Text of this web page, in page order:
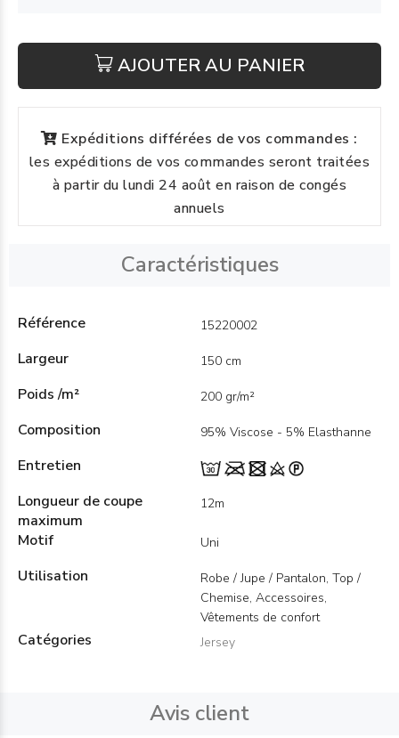
AJOUTER AU PANIER
Expéditions différées de vos commandes :
les expéditions de vos commandes seront traitées
à partir du lundi 24 août en raison de congés
annuels
Caractéristiques
Référence 15220002
Largeur 150 cm
Poids /m² 200 gr/m²
Composition 95% Viscose - 5% Elasthanne
Entretien
Longueur de coupe
maximum
12m
Motif Uni
Utilisation
Robe / Jupe / Pantalon, Top /
Chemise, Accessoires,
Vêtements de confort
Catégories Jersey
Avis client